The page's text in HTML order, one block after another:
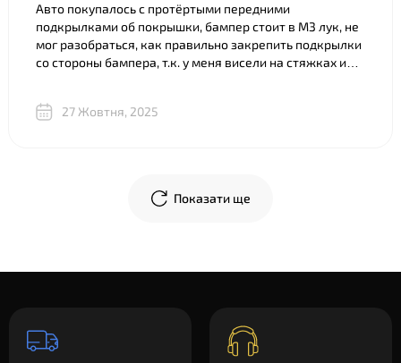
Авто покупалось с протёртыми передними
подкрылками об покрышки, бампер стоит в M3 лук, не
мог разобраться, как правильно закрепить подкрылки
со стороны бампера, т.к. у меня висели на стяжках и
объяснили, показали разницу между двумя почти
27 Жовтня, 2025
Показати ще